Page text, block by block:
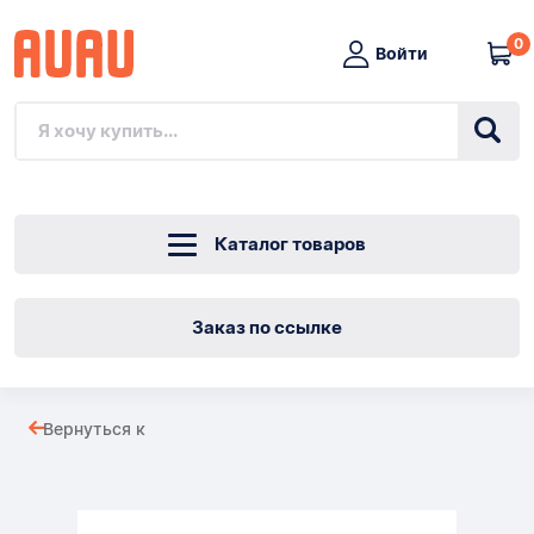
Войти
0
Каталог товаров
Заказ по ссылке
Вернуться к